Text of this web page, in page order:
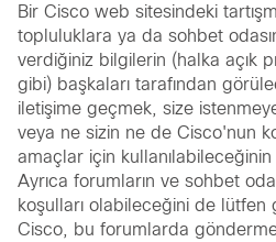
Bir Cisco web sitesindeki
topluluklara ya da sohbet
verdiğiniz bilgilerin (halka açık
gibi) başkaları tarafından
iletişime geçmek, size
veya ne sizin ne de Cisco'nun
amaçlar için kullanılabileceğinin
Ayrıca forumların ve sohbet
koşulları olabileceğini de lütfen
Cisco, bu forumlarda